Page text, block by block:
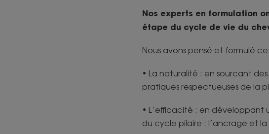
Nos experts en formulation
étape du cycle de vie du
Nous avons pensé et formulé
• La naturalité : en sourcant
pratiques respectueuses de la
• L’efficacité : en développant
du cycle pilaire : l’ancrage et la